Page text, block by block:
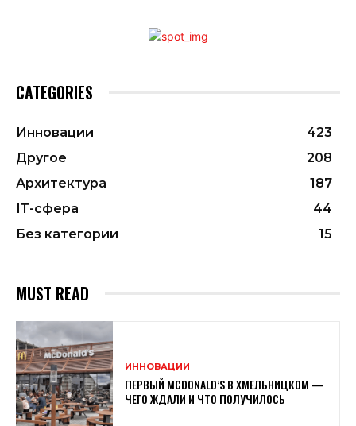
CATEGORIES
Инновации
423
Другое
208
Архитектура
187
ІТ-сфера
44
Без категории
15
MUST READ
ИННОВАЦИИ
ПЕРВЫЙ MCDONALD’S В ХМЕЛЬНИЦКОМ —
ЧЕГО ЖДАЛИ И ЧТО ПОЛУЧИЛОСЬ